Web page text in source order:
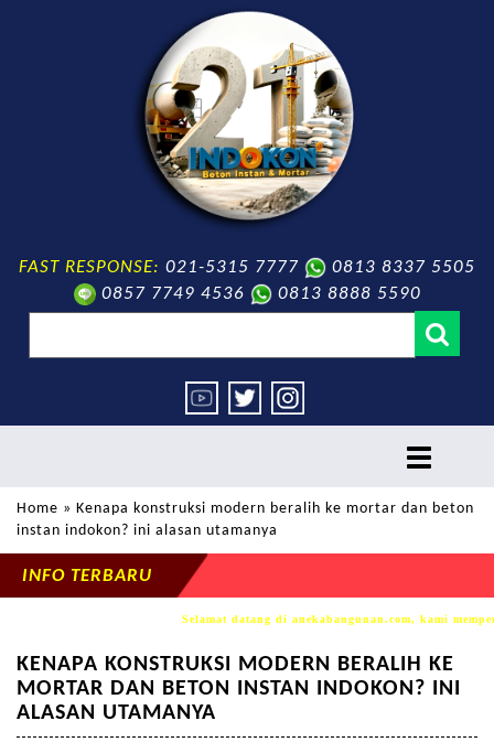
FAST RESPONSE: 021-5315 7777
0813 8337 5505
0857 7749 4536
0813 8888 5590
toggle
Home » Kenapa konstruksi modern beralih ke mortar dan beton
instan indokon? ini alasan utamanya
INFO TERBARU
Selamat datang di anekabangunan.com, kami
KENAPA KONSTRUKSI MODERN BERALIH KE
MORTAR DAN BETON INSTAN INDOKON? INI
ALASAN UTAMANYA